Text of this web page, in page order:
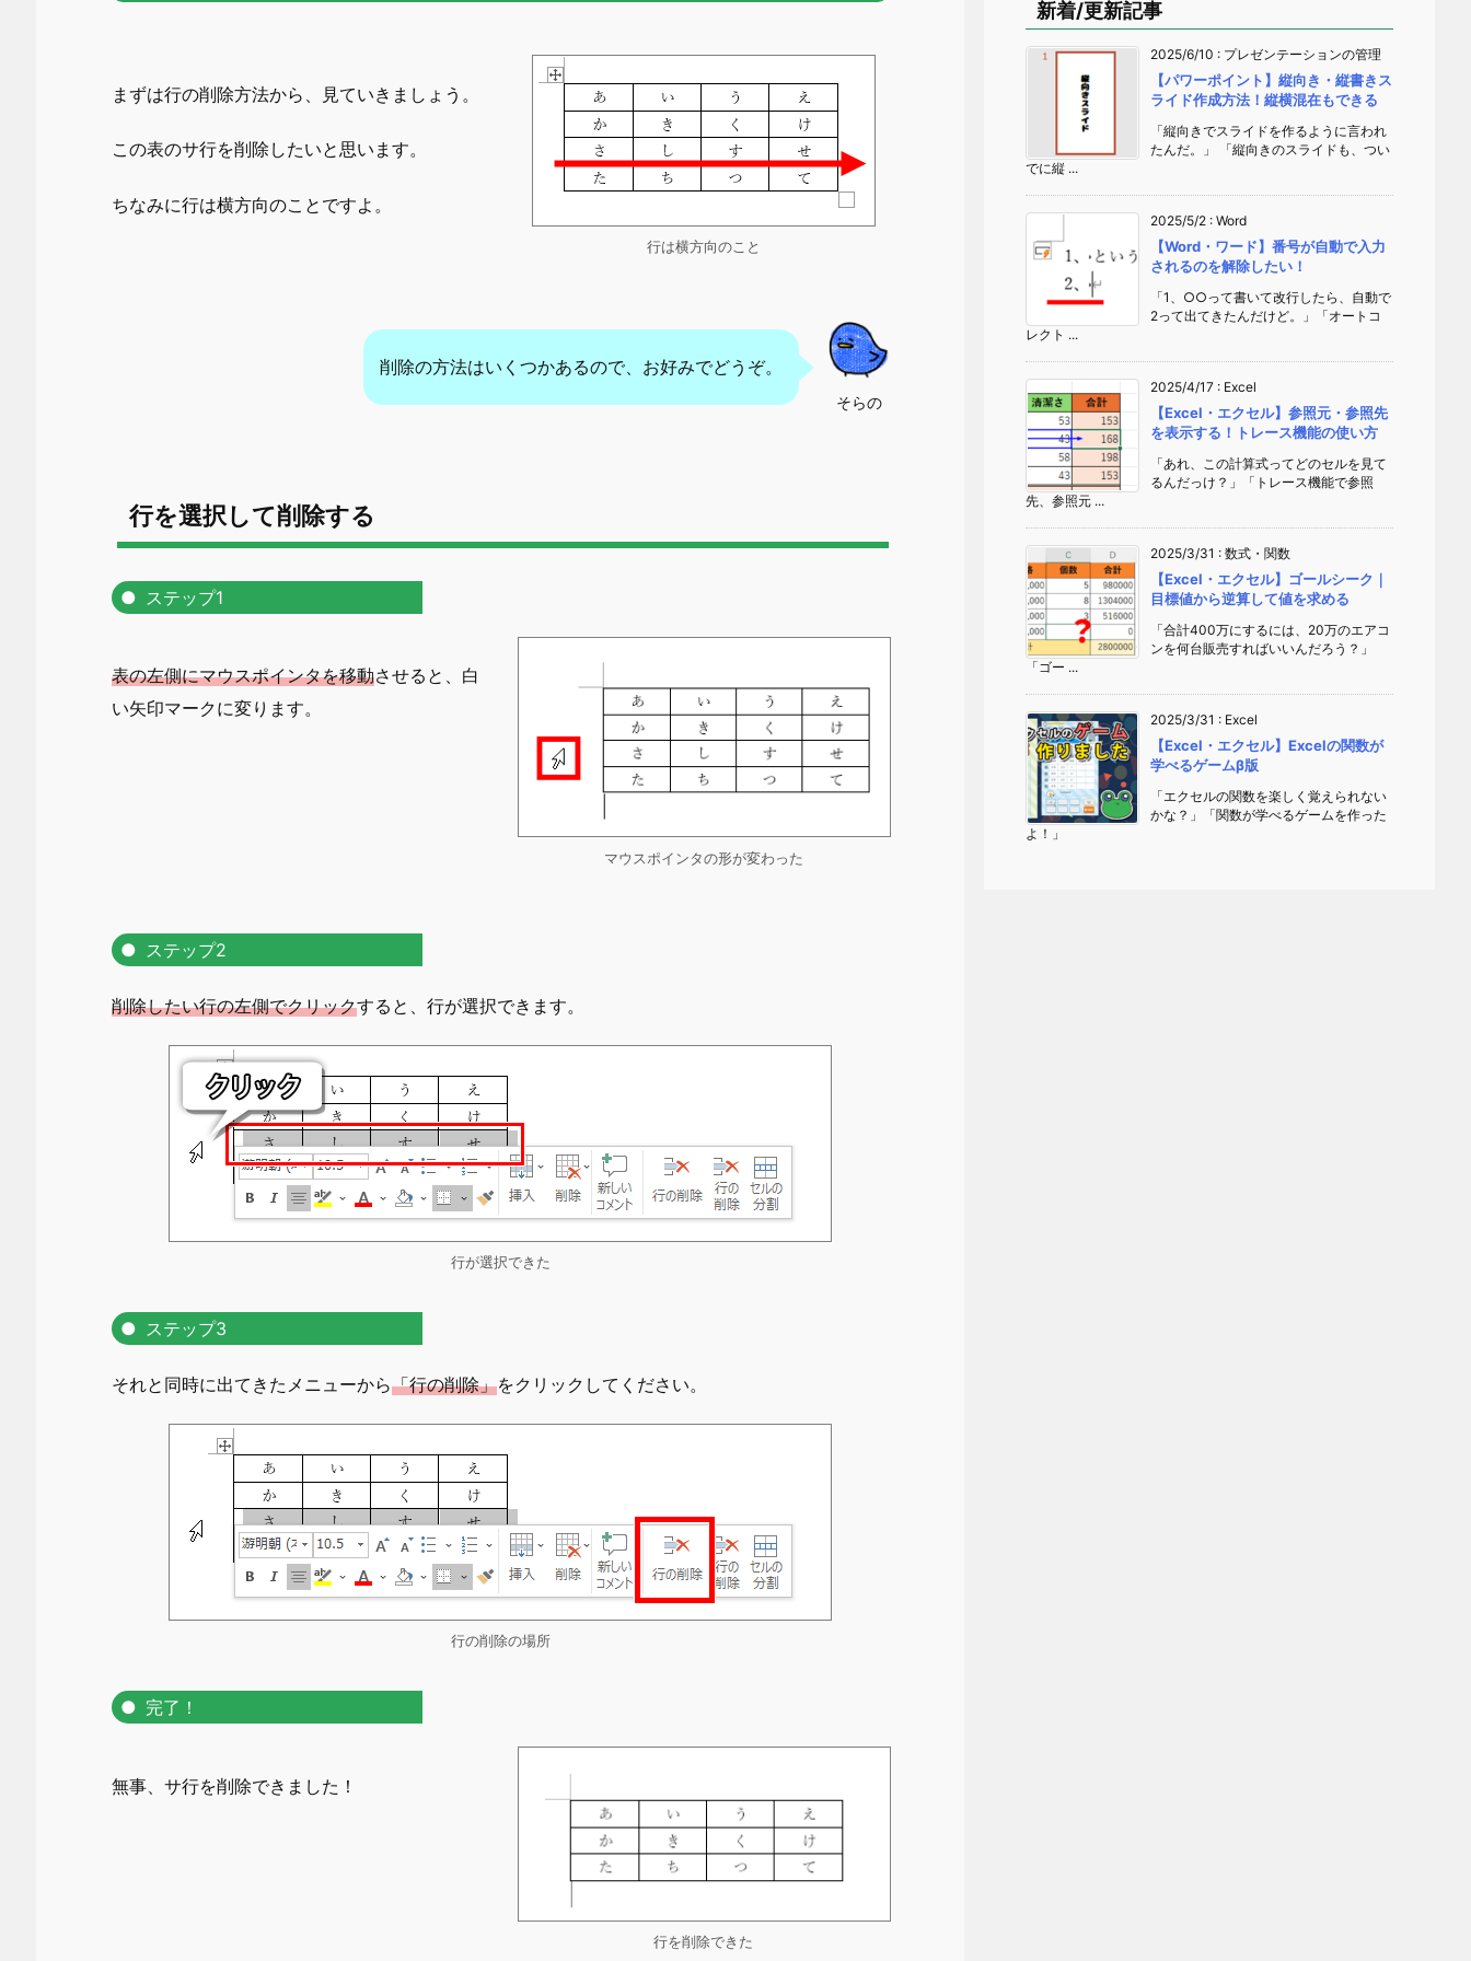
まずは行の削除方法から、見ていきましょう。
この表のサ行を削除したいと思います。
ちなみに行は横方向のことですよ。
行は横方向のこと
そらの
削除の方法はいくつかあるので、お好みでどうぞ。
行を選択して削除する
ステップ1
表の左側にマウスポインタを移動させると、白
い矢印マークに変ります。
マウスポインタの形が変わった
ステップ2
削除したい行の左側でクリックすると、行が選択できます。
行が選択できた
ステップ3
それと同時に出てきたメニューから「行の削除」をクリックしてください。
行の削除の場所
完了！
無事、サ行を削除できました！
行を削除できた
新着/更新記事
2025/6/10 : プレゼンテーションの管理
【パワーポイント】縦向き・縦書きス
ライド作成方法！縦横混在もできる
「縦向きでスライドを作るように言われ
たんだ。」 「縦向きのスライドも、つい
でに縦 ...
2025/5/2 : Word
【Word・ワード】番号が自動で入力
されるのを解除したい！
「1、○○って書いて改行したら、自動で
2って出てきたんだけど。」「オートコ
レクト ...
2025/4/17 : Excel
【Excel・エクセル】参照元・参照先
を表示する！トレース機能の使い方
「あれ、この計算式ってどのセルを見て
るんだっけ？」「トレース機能で参照
先、参照元 ...
2025/3/31 : 数式・関数
【Excel・エクセル】ゴールシーク｜
目標値から逆算して値を求める
「合計400万にするには、20万のエアコ
ンを何台販売すればいいんだろう？」
「ゴー ...
2025/3/31 : Excel
【Excel・エクセル】Excelの関数が
学べるゲームβ版
「エクセルの関数を楽しく覚えられない
かな？」「関数が学べるゲームを作った
よ！」